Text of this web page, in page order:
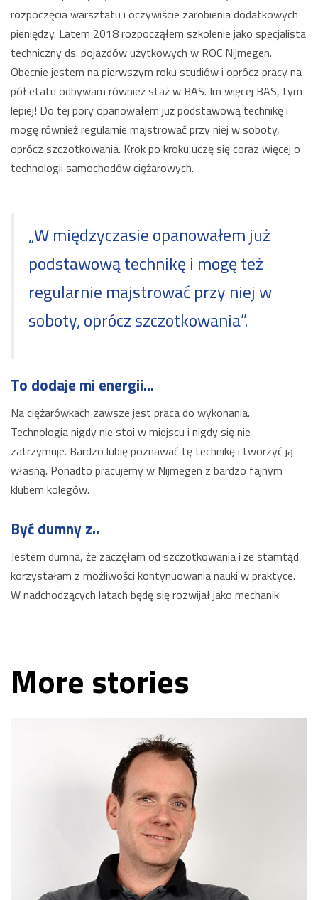
rozpoczęcia warsztatu i oczywiście zarobienia dodatkowych
pieniędzy. Latem 2018 rozpocząłem szkolenie jako specjalista
techniczny ds. pojazdów użytkowych w ROC Nijmegen.
Obecnie jestem na pierwszym roku studiów i oprócz pracy na
pół etatu odbywam również staż w BAS. Im więcej BAS, tym
lepiej! Do tej pory opanowałem już podstawową technikę i
mogę również regularnie majstrować przy niej w soboty,
oprócz szczotkowania. Krok po kroku uczę się coraz więcej o
technologii samochodów ciężarowych.
„W międzyczasie opanowałem już
podstawową technikę i mogę też
regularnie majstrować przy niej w
soboty, oprócz szczotkowania”.
To dodaje mi energii...
Na ciężarówkach zawsze jest praca do wykonania.
Technologia nigdy nie stoi w miejscu i nigdy się nie
zatrzymuje. Bardzo lubię poznawać tę technikę i tworzyć ją
własną. Ponadto pracujemy w Nijmegen z bardzo fajnym
klubem kolegów.
Być dumny z..
Jestem dumna, że ​​zaczęłam od szczotkowania i że stamtąd
korzystałam z możliwości kontynuowania nauki w praktyce.
W nadchodzących latach będę się rozwijał jako mechanik
More stories